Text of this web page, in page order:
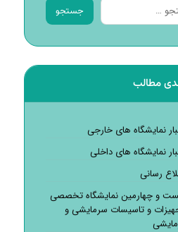
جستجو
مطالب
نمایشگاه های خارجی
نمایشگاه های داخلی
رسانی
و چهارمین نمایشگاه تخصصی
و تاسیسات سرمایشی و